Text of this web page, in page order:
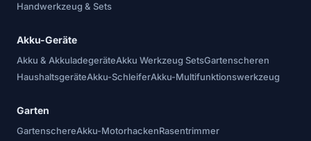
Handwerkzeug & Sets
Akku-Geräte
Akku & AkkuladegeräteAkku Werkzeug SetsGartenscheren
HaushaltsgeräteAkku-SchleiferAkku-Multifunktionswerkzeug
Garten
GartenschereAkku-MotorhackenRasentrimmer